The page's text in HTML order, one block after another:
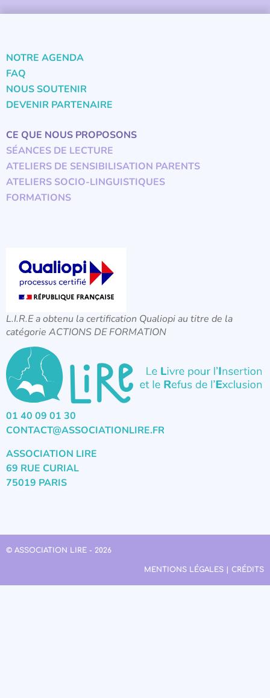
NOTRE AGENDA
FAQ
NOUS SOUTENIR
DEVENIR PARTENAIRE
CE QUE NOUS PROPOSONS
SÉANCES DE LECTURE
ATELIERS DE SENSIBILISATION PARENTS
ATELIERS SOCIO-LINGUISTIQUES
FORMATIONS
L.I.R.E a obtenu la certification Qualiopi au titre de la
catégorie ACTIONS DE FORMATION
01 40 09 01 30
CONTACT@ASSOCIATIONLIRE.FR
ASSOCIATION LIRE
69 RUE CURIAL
75019 PARIS
© ASSOCIATION LIRE - 2026
MENTIONS LÉGALES | CRÉDITS